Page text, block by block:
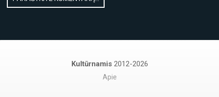
Kultūrnamis 2012-2026
Apie